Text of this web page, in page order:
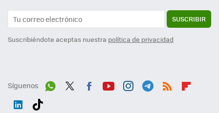
SUSCRIBIR
Suscribiéndote aceptas nuestra política de privacidad
Síguenos